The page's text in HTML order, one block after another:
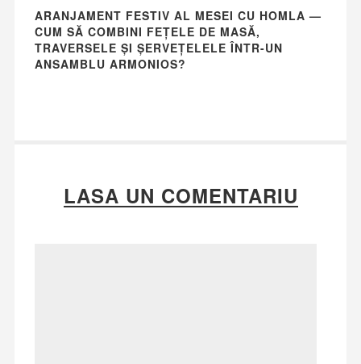
ARANJAMENT FESTIV AL MESEI CU HOMLA —
CUM SĂ COMBINI FEȚELE DE MASĂ,
TRAVERSELE ȘI ȘERVEȚELELE ÎNTR-UN
ANSAMBLU ARMONIOS?
LASA UN COMENTARIU